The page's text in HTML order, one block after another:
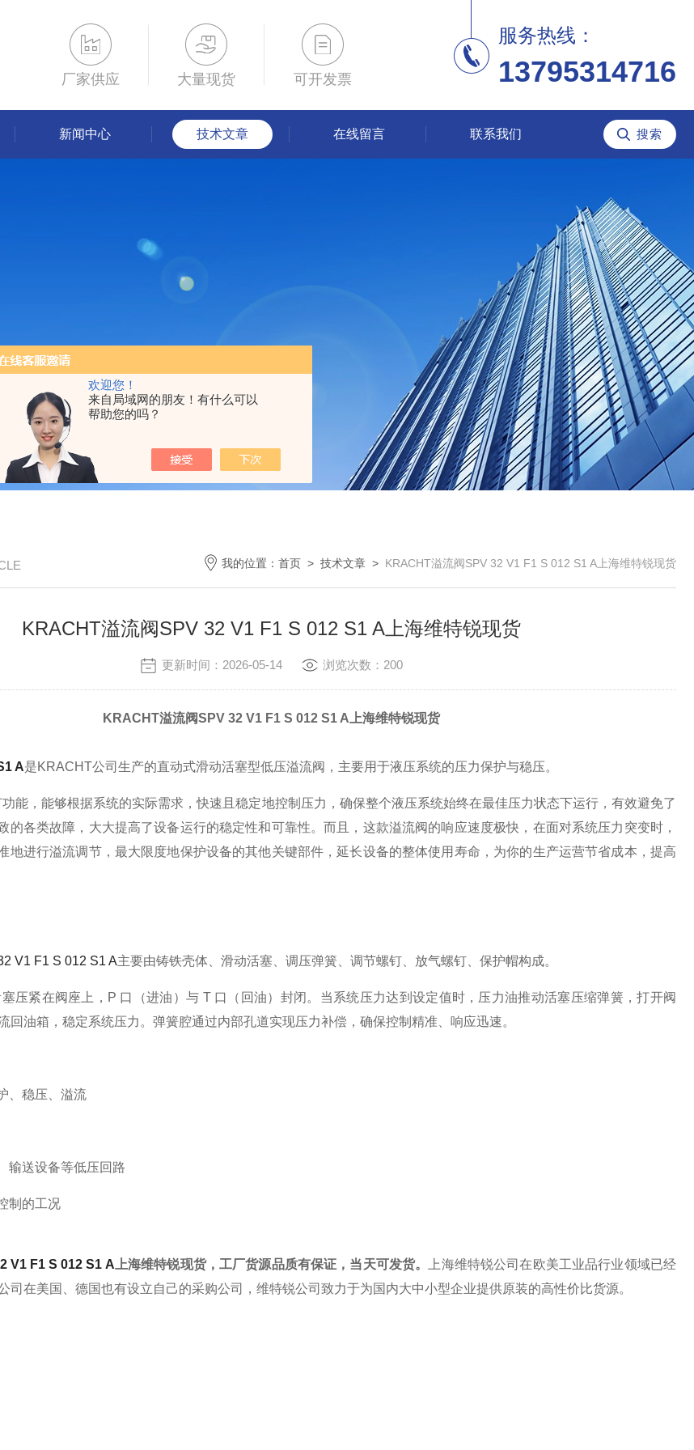
欢迎您！
来自局域网的朋友！有什么可以
帮助您的吗？
厂家供应 大量现货 可开发票
服务热线：
13795314716
新闻中心 技术文章 在线留言 联系我们
我的位置： 首页 > 技术文章 > KRACHT溢流阀SPV 32 V1 F1 S 012 S1 A上海维特锐现货
KRACHT溢流阀SPV 32 V1 F1 S 012 S1 A上海维特锐现货
更新时间：2026-05-14 浏览次数：200
KRACHT溢流阀SPV 32 V1 F1 S 012 S1 A上海维特锐现货
A是KRACHT公司生产的直动式滑动活塞型低压溢流阀，主要用于液压系统的压力保护与稳压。
能，能够根据系统的实际需求，快速且稳定地控制压力，确保整个液压系统始终在最佳压力状态下运行，有效避免了
的各类故障，大大提高了设备运行的稳定性和可靠性。而且，这款溢流阀的响应速度极快，在面对系统压力突变时，
地进行溢流调节，最大限度地保护设备的其他关键部件，延长设备的整体使用寿命，为你的生产运营节省成本，提高
V1 F1 S 012 S1 A主要由铸铁壳体、滑动活塞、调压弹簧、调节螺钉、放气螺钉、保护帽构成。
压紧在阀座上，P 口（进油）与 T 口（回油）封闭。当系统压力达到设定值时，压力油推动活塞压缩弹簧，打开阀
回油箱，稳定系统压力。弹簧腔通过内部孔道实现压力补偿，确保控制精准、响应迅速。
、稳压、溢流
输送设备等低压回路
制的工况
V1 F1 S 012 S1 A 上海维特锐现货，工厂货源品质有保证，当天可发货。
上海维特锐公司在欧美工业品行业领域已经
司在美国、德国也有设立自己的采购公司，维特锐公司致力于为国内大中小型企业提供原装的高性价比货源。